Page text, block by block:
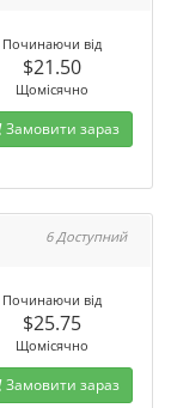
Починаючи від
$21.50
Щомісячно
Замовити зараз
6 Доступний
Починаючи від
$25.75
Щомісячно
Замовити зараз